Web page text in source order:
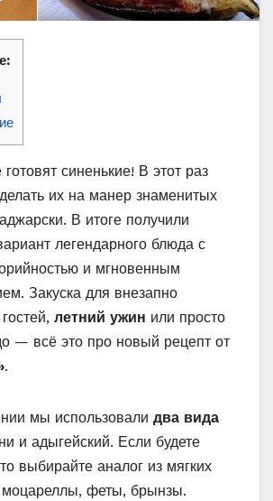
готовят синенькие! В этот раз
их на манер знаменитых
В итоге получили
легендарного блюда с
и мгновенным
Закуска для внезапно
летний ужин или просто
— всё это про новый рецепт от
.
мы использовали два вида
и адыгейский. Если будете
выбирайте аналог из мягких
феты, брынзы.